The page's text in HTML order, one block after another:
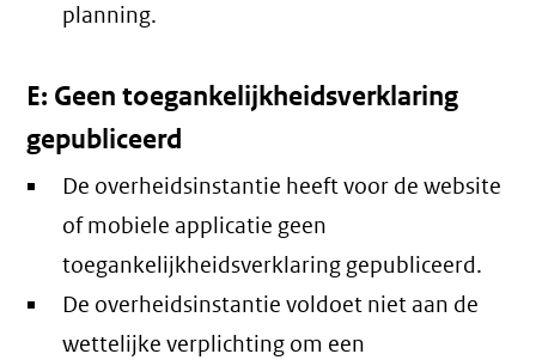
planning.
E: Geen toegankelijkheidsverklaring
gepubliceerd
De overheidsinstantie heeft voor de website
of mobiele applicatie geen
toegankelijkheidsverklaring gepubliceerd.
De overheidsinstantie voldoet niet aan de
wettelijke verplichting om een